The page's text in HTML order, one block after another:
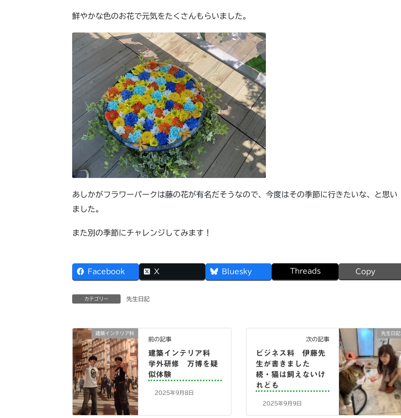
鮮やかな色のお花で元気をたくさんもらいました。
あしかがフラワーパークは藤の花が有名だそうなので、今度はその季節に行きたいな、と思い
ました。
また別の季節にチャレンジしてみます！
Facebook X Bluesky Threads Copy
カテゴリー 先生日記
建築インテリア科
前の記事
建築インテリア科
学外研修 万博を疑
似体験
2025年9月8日
先生日記
次の記事
ビジネス科 伊藤先
生が書きました
続・猫は飼えないけ
れども
2025年9月9日